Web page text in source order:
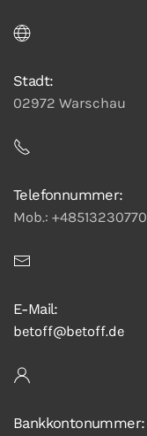
Stadt:
02972 Warschau
Telefonnummer:
Mob.: +48513230770
E-Mail:
betoff@betoff.de
Bankkontonummer: